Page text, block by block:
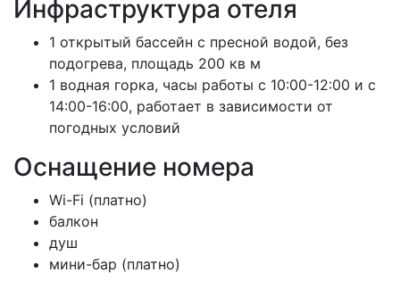
Инфраструктура отеля
1 открытый бассейн с пресной водой, без
подогрева, площадь 200 кв м
1 водная горка, часы работы с 10:00-12:00 и с
14:00-16:00, работает в зависимости от
погодных условий
Оснащение номера
Wi-Fi (платно)
балкон
душ
мини-бар (платно)